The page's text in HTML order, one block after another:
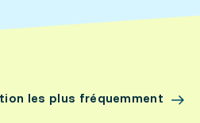
les plus fréquemment